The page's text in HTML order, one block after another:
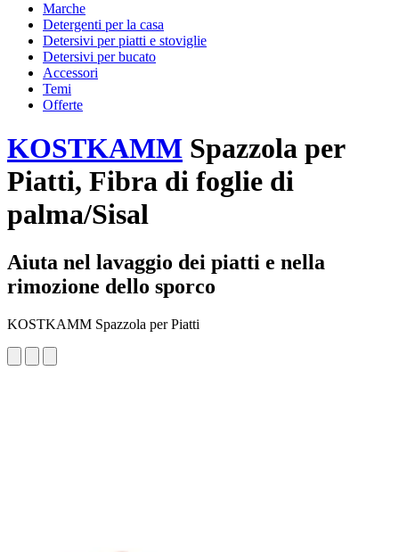
Marche
Detergenti per la casa
Detersivi per piatti e stoviglie
Detersivi per bucato
Accessori
Temi
Offerte
KOSTKAMM Spazzola per
Piatti, Fibra di foglie di
palma/Sisal
Aiuta nel lavaggio dei piatti e nella
rimozione dello sporco
KOSTKAMM Spazzola per Piatti